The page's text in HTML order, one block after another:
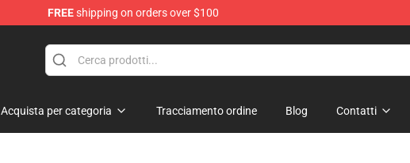
FREEshipping on orders over $100
Acquista per categoria Tracciamento ordine Blog Contatti